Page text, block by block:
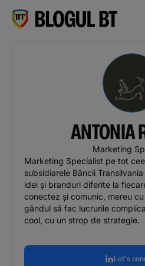
кириллица
Educație financiară
BT Pay
ANTONIA
Marketing
Marketing Specialist pe tot
subsidiarele Băncii
idei și branduri diferite la
conectez și comunic, mereu
gândul să fac lucrurile
cool, cu un strop de strategie.
Let's